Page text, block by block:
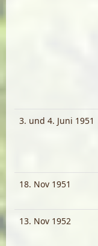
3. und 4. Juni 1951
18. Nov 1951
13. Nov 1952